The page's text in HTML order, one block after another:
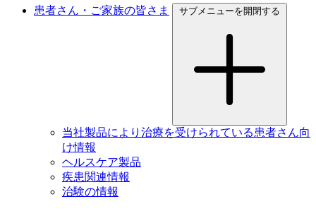
患者さん・ご家族の皆さま サブメニューを開閉する
当社製品により治療を受けられている患者さん向
け情報
ヘルスケア製品
疾患関連情報
治験の情報